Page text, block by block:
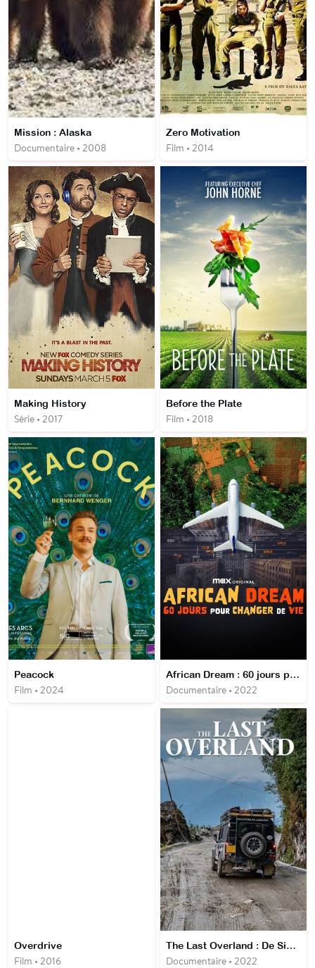
Mission : Alaska
Documentaire • 2008
Zero Motivation
Film • 2014
Making History
Série • 2017
Before the Plate
Film • 2018
Peacock
Film • 2024
African Dream : 60 jours pour changer de vie
Documentaire • 2022
Overdrive
Film • 2016
The Last Overland : De Singapour à Londres
Documentaire • 2022